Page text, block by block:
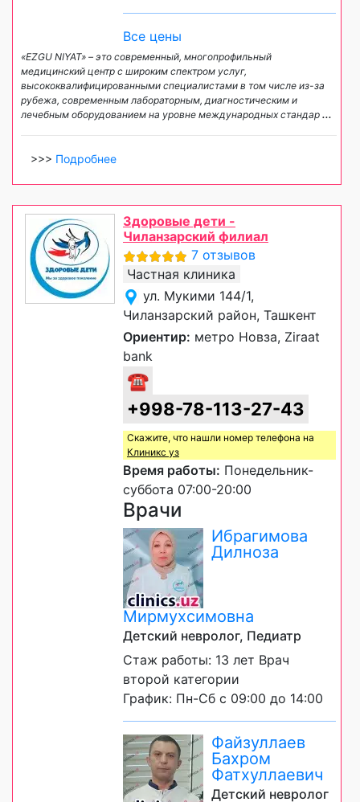
Все цены
«EZGU NIYAT» – это современный, многопрофильный
медицинский центр с широким спектром услуг,
высококвалифицированными специалистами в том числе из-за
рубежа, современным лабораторным, диагностическим и
лечебным оборудованием на уровне международных стандар ...
>>> Подробнее
Здоровые дети -
Чиланзарский филиал
7 отзывов
Частная клиника
ул. Мукими 144/1,
Чиланзарский район, Ташкент
Ориентир: метро Новза, Ziraat
bank
☎
+998-78-113-27-43
Скажите, что нашли номер телефона на
Клиникс уз
Время работы: Понедельник-
суббота 07:00-20:00
Врачи
Ибрагимова
Дилноза
Мирмухсимовна
Детский невролог, Педиатр
Стаж работы: 13 лет Врач
второй категории
График: Пн-Сб с 09:00 до 14:00
Файзуллаев
Бахром
Фатхуллаевич
Детский невролог